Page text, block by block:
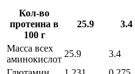
Кол-во
протеина в
100 г
25.9 3.4
Масса всех
аминокислот
25.9 3.4